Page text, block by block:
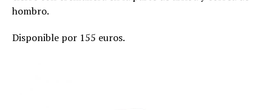
hombro.
Disponible por 155 euros.